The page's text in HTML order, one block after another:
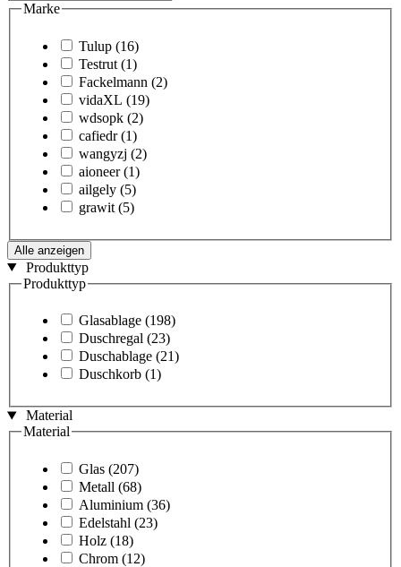
Marke
Tulup (16)
Testrut (1)
Fackelmann (2)
vidaXL (19)
wdsopk (2)
cafiedr (1)
wangyzj (2)
aioneer (1)
ailgely (5)
grawit (5)
Alle anzeigen
Produkttyp
Produkttyp
Glasablage (198)
Duschregal (23)
Duschablage (21)
Duschkorb (1)
Material
Material
Glas (207)
Metall (68)
Aluminium (36)
Edelstahl (23)
Holz (18)
Chrom (12)